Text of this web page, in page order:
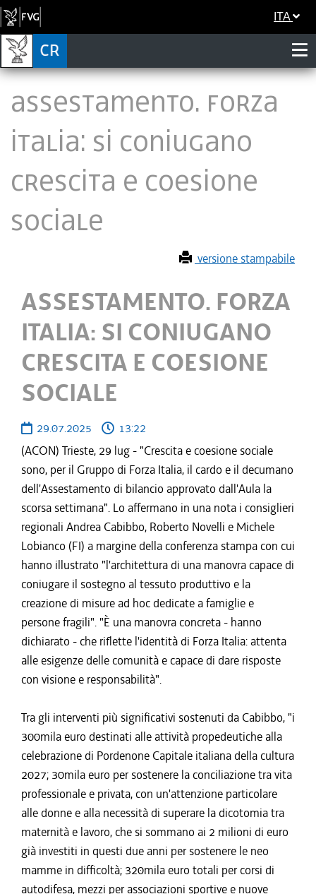
ITA
ASSESTAMENTO. FORZA
ITALIA: SI CONIUGANO
CRESCITA E COESIONE
SOCIALE
versione stampabile
ASSESTAMENTO. FORZA
ITALIA: SI CONIUGANO
CRESCITA E COESIONE
SOCIALE
29.07.2025
13:22
(ACON) Trieste, 29 lug - "Crescita e coesione sociale
sono, per il Gruppo di Forza Italia, il cardo e il decumano
dell'Assestamento di bilancio approvato dall'Aula la
scorsa settimana". Lo affermano in una nota i consiglieri
regionali Andrea Cabibbo, Roberto Novelli e Michele
Lobianco (FI) a margine della conferenza stampa con cui
hanno illustrato "l'architettura di una manovra capace di
coniugare il sostegno al tessuto produttivo e la
creazione di misure ad hoc dedicate a famiglie e
persone fragili". "È una manovra concreta - hanno
dichiarato - che riflette l'identità di Forza Italia: attenta
alle esigenze delle comunità e capace di dare risposte
con visione e responsabilità".
Tra gli interventi più significativi sostenuti da Cabibbo, "i
300mila euro destinati alle attività propedeutiche alla
celebrazione di Pordenone Capitale italiana della cultura
2027; 30mila euro per sostenere la conciliazione tra vita
professionale e privata, con un'attenzione particolare
alle donne e alla necessità di superare la dicotomia tra
maternità e lavoro, che si sommano ai 2 milioni di euro
già investiti in questi due anni per sostenere le neo
mamme in difficoltà; 320mila euro totali per corsi di
autodifesa, mezzi per associazioni sportive e nuove